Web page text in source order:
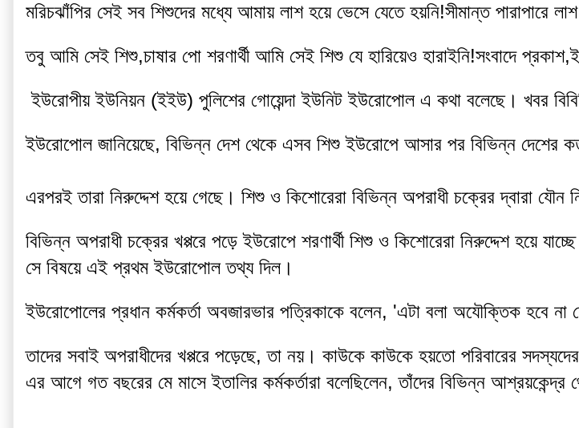
মরিচঝাঁপির সেই সব শিশুদের মধ্যে আমায় লাশ হয়ে ভেসে যেতে হয়নি!সীমান্ত পারাপারে
তবু আমি সেই শিশু,চাষার পো শরণার্থী আমি সেই শিশু যে হারিয়েও হারাইনি!সংবাদে
ইউরোপীয় ইউনিয়ন (ইইউ) পুলিশের গোয়েন্দা ইউনিট ইউরোপোল এ কথা বলেছে। খবর
ইউরোপোল জানিয়েছে, বিভিন্ন দেশ থেকে এসব শিশু ইউরোপে আসার পর বিভিন্ন দেশের
এরপরই তারা নিরুদ্দেশ হয়ে গেছে। শিশু ও কিশোরেরা বিভিন্ন অপরাধী চক্রের দ্বারা যৌন
বিভিন্ন অপরাধী চক্রের খপ্পরে পড়ে ইউরোপে শরণার্থী শিশু ও কিশোরেরা নিরুদ্দেশ
সে বিষয়ে এই প্রথম ইউরোপোল তথ্য দিল।
ইউরোপোলের প্রধান কর্মকর্তা অবজারভার পত্রিকাকে বলেন, 'এটা বলা অযৌক্তিক হবে না
তাদের সবাই অপরাধীদের খপ্পরে পড়েছে, তা নয়। কাউকে কাউকে হয়তো পরিবারের
এর আগে গত বছরের মে মাসে ইতালির কর্মকর্তারা বলেছিলেন, তাঁদের বিভিন্ন আশ্রয়কেন্দ্র